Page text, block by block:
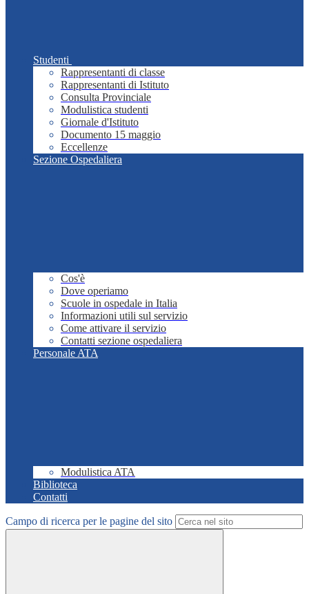
Studenti
Rappresentanti di classe
Rappresentanti di Istituto
Consulta Provinciale
Modulistica studenti
Giornale d'Istituto
Documento 15 maggio
Eccellenze
Sezione Ospedaliera
Cos'è
Dove operiamo
Scuole in ospedale in Italia
Informazioni utili sul servizio
Come attivare il servizio
Contatti sezione ospedaliera
Personale ATA
Modulistica ATA
Biblioteca
Contatti
Campo di ricerca per le pagine del sito